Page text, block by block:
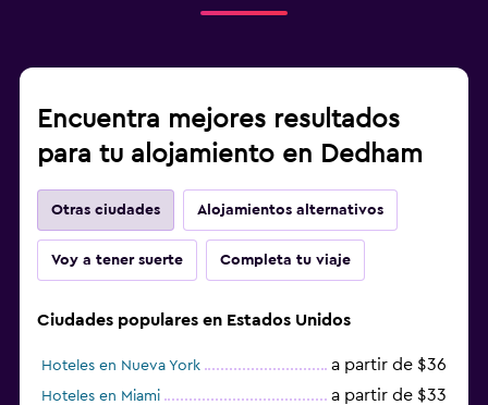
Encuentra mejores resultados
para tu alojamiento en Dedham
Otras ciudades Alojamientos alternativos
Voy a tener suerte Completa tu viaje
Ciudades populares en Estados Unidos
Hoteles en Nueva York a partir de $36
Hoteles en Miami a partir de $33